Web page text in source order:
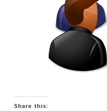
Share this: